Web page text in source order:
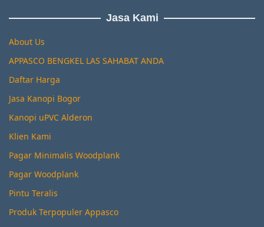
Jasa Kami
About Us
APPASCO BENGKEL LAS SAHABAT ANDA
Daftar Harga
Jasa Kanopi Bogor
Kanopi uPVC Alderon
Klien Kami
Pagar Minimalis Woodplank
Pagar Woodplank
Pintu Teralis
Produk Terpopuler Appasco